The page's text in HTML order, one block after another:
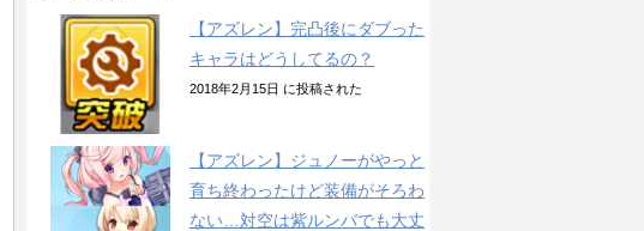
【アズレン】完凸後にダブった
キャラはどうしてるの？
2018年2月15日 に投稿された
【アズレン】ジュノーがやっと
育ち終わったけど装備がそろわ
ない…対空は紫ルンバでも大丈